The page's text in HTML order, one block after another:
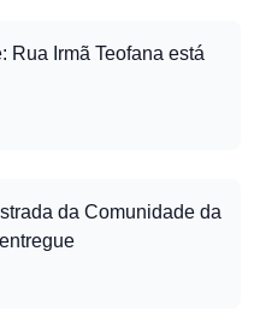
Rua Irmã Teofana está
da Comunidade da